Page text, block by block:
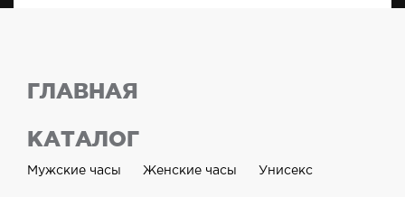
ГЛАВНАЯ
КАТАЛОГ
Мужские часы Женские часы Унисекс